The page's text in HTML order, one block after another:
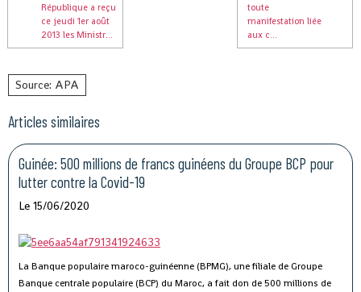
République a reçu
ce jeudi 1er août
2013 les Ministr...
toute
manifestation liée
aux c...
Source: APA
Articles similaires
Guinée: 500 millions de francs guinéens du Groupe BCP pour
lutter contre la Covid-19
Le 15/06/2020
La Banque populaire maroco-guinéenne (BPMG), une filiale de Groupe
Banque centrale populaire (BCP) du Maroc, a fait don de 500 millions de